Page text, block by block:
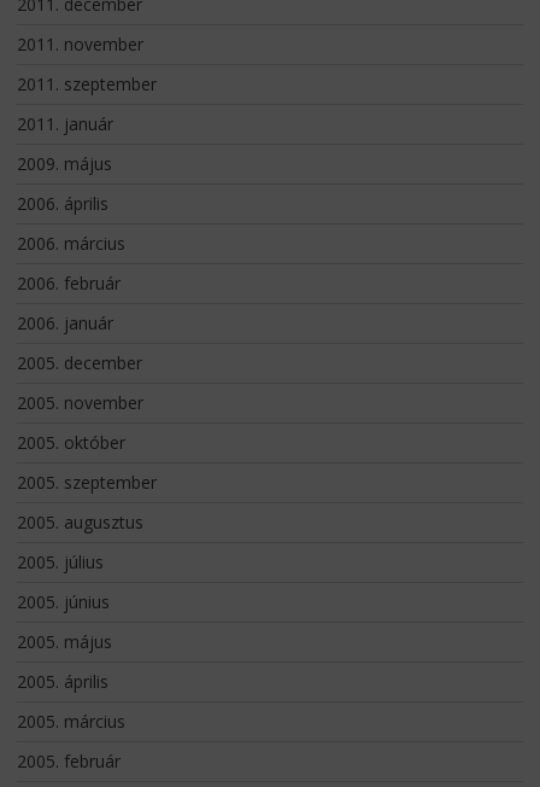
2011. november
2011. szeptember
2011. január
2009. május
2006. április
2006. március
2006. február
2006. január
2005. december
2005. november
2005. október
2005. szeptember
2005. augusztus
2005. július
2005. június
2005. május
2005. április
2005. március
2005. február